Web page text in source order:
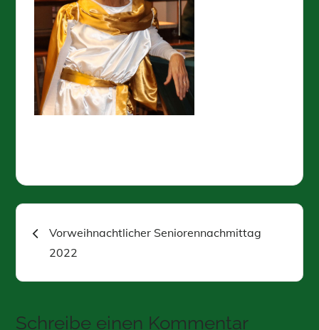
Beitragsnavigation
Vorweihnachtlicher Seniorennachmittag
2022
Schreibe einen Kommentar